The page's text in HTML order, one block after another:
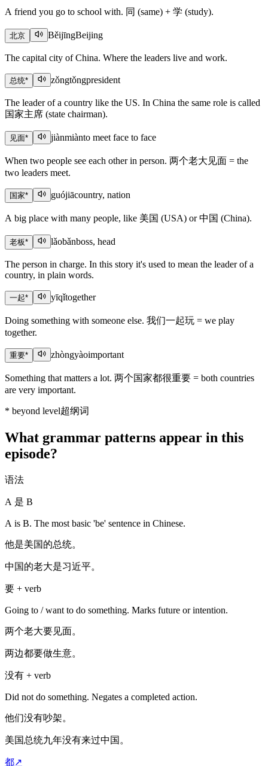
A friend you go to school with. 同 (same) + 学 (study).
北京 BěijīngBeijing
The capital city of China. Where the leaders live and work.
总统* zǒngtǒngpresident
The leader of a country like the US. In China the same role is called
国家主席 (state chairman).
见面* jiànmiànto meet face to face
When two people see each other in person. 两个老大见面 = the
two leaders meet.
国家* guójiācountry, nation
A big place with many people, like 美国 (USA) or 中国 (China).
老板* lǎobǎnboss, head
The person in charge. In this story it's used to mean the leader of a
country, in plain words.
一起* yīqǐtogether
Doing something with someone else. 我们一起玩 = we play
together.
重要* zhòngyàoimportant
Something that matters a lot. 两个国家都很重要 = both countries
are very important.
* beyond level超纲词
What grammar patterns appear in this
episode?
语法
A 是 B
A is B. The most basic 'be' sentence in Chinese.
他是美国的总统。
中国的老大是习近平。
要 + verb
Going to / want to do something. Marks future or intention.
两个老大要见面。
两边都要做生意。
没有 + verb
Did not do something. Negates a completed action.
他们没有吵架。
美国总统九年没有来过中国。
都↗